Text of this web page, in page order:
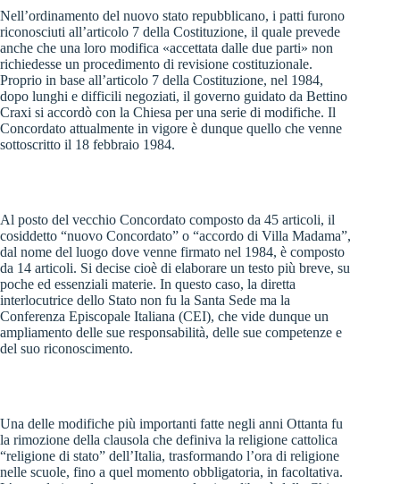
Nell’ordinamento del nuovo stato repubblicano, i patti furono
riconosciuti all’articolo 7 della Costituzione, il quale prevede
anche che una loro modifica «accettata dalle due parti» non
richiedesse un procedimento di revisione costituzionale.
Proprio in base all’articolo 7 della Costituzione, nel 1984,
dopo lunghi e difficili negoziati, il governo guidato da Bettino
Craxi si accordò con la Chiesa per una serie di modifiche. Il
Concordato attualmente in vigore è dunque quello che venne
sottoscritto il 18 febbraio 1984.
Al posto del vecchio Concordato composto da 45 articoli, il
cosiddetto “nuovo Concordato” o “accordo di Villa Madama”,
dal nome del luogo dove venne firmato nel 1984, è composto
da 14 articoli. Si decise cioè di elaborare un testo più breve, su
poche ed essenziali materie. In questo caso, la diretta
interlocutrice dello Stato non fu la Santa Sede ma la
Conferenza Episcopale Italiana (CEI), che vide dunque un
ampliamento delle sue responsabilità, delle sue competenze e
del suo riconoscimento.
Una delle modifiche più importanti fatte negli anni Ottanta fu
la rimozione della clausola che definiva la religione cattolica
“religione di stato” dell’Italia, trasformando l’ora di religione
nelle scuole, fino a quel momento obbligatoria, in facoltativa.